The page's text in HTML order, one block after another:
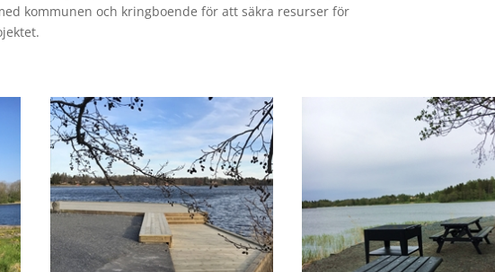
kommunen och kringboende för att säkra resurser för